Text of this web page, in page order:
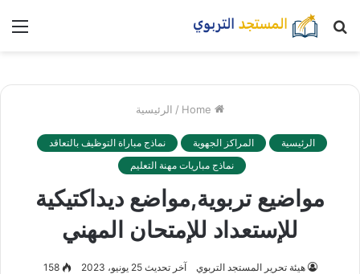
بحث
/ الرئيسية
الرئيسية المراكز الجهوية
نماذج مباراة التوظيف بالتعاقد
نماذج مباريات مهنة التعليم
مواضيع تربوية,مواضع ديداكتيكية
للإستعداد للإمتحان المهني
هيئة تحرير المستجد التربوي آخر تحديث 25 يونيو، 2023 158